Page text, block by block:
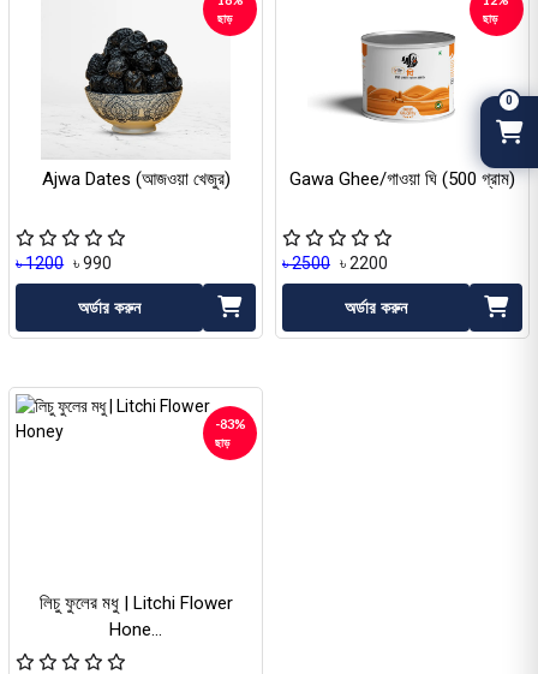
ছাড়
Ajwa Dates (আজওয়া খেজুর)
৳ 1200 ৳ 990
অর্ডার করুন
ছাড়
Gawa Ghee/গাওয়া ঘি (500 গ্রাম)
৳ 2500 ৳ 2200
অর্ডার করুন
-83%
ছাড়
লিচু ফুলের মধু | Litchi Flower
Hone...
0